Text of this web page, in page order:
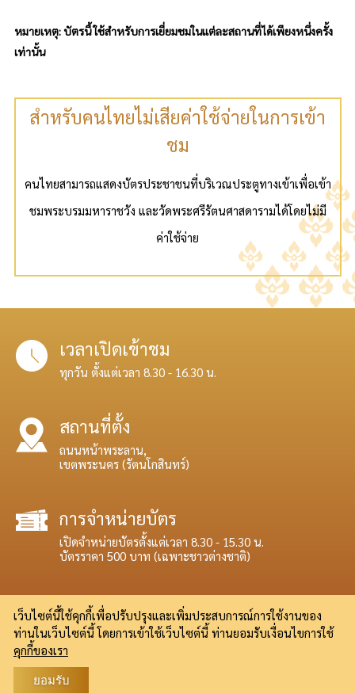
เว็บไซต์นี้ใช้คุกกี้เพื่อปรับปรุงและเพิ่มประสบการณ์การใช้งานของ
ท่านในเว็บไซต์นี้ โดยการเข้าใช้เว็บไซต์นี้ ท่านยอมรับเงื่อนไขการใช้
คุกกี้ของเรา
ยอมรับ
หมายเหตุ: บัตรนี้ ใช้สำหรับการเยี่ยมชมในแต่ละสถานที่ได้เพียงหนึ่งครั้ง
เท่านั้น
สำหรับคนไทยไม่เสียค่าใช้จ่ายในการเข้า
ชม
คนไทยสามารถแสดงบัตรประชาชนที่บริเวณประตูทางเข้าเพื่อเข้า
ชมพระบรมมหาราชวัง และวัดพระศรีรัตนศาสดารามได้โดยไม่มี
ค่าใช้จ่าย
เวลาเปิดเข้าชม
ทุกวัน ตั้งแต่เวลา 8.30 - 16.30 น.
สถานที่ตั้ง
ถนนหน้าพระลาน,
เขตพระนคร (รัตนโกสินทร์)
การจำหน่ายบัตร
เปิดจำหน่ายบัตรตั้งแต่เวลา 8.30 - 15.30 น.
บัตรราคา 500 บาท (เฉพาะชาวต่างชาติ)
© 2021 Bureau of The Royal House Hold, The Kingdom of Thailand.
เงื่อนไขการใช้บริการ